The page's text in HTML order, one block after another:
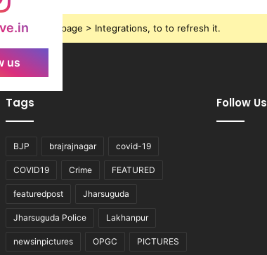
us
options page > Integrations, to to refresh it.
Tags
BJP brajrajnagar covid-19
COVID19 Crime FEATURED
featuredpost Jharsuguda
Jharsuguda Police Lakhanpur
newsinpictures OPGC PICTURES
Follow Us